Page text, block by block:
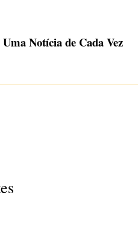
Notícia de Cada Vez